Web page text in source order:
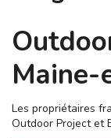
Les propriétaires
Outdoor Project et